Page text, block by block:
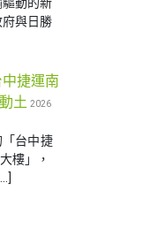
與日勝
捷運南
土 2026
台中捷
樓」，